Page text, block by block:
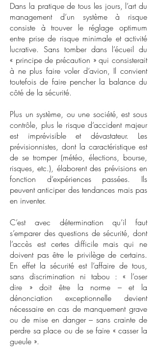
Dans la pratique de tous les jours, l’art du
management d’un système à risque
consiste à trouver le réglage optimum
entre prise de risque minimale et activité
lucrative. Sans tomber dans l’écueil du
« principe de précaution » qui consisterait
à ne plus faire voler d’avion, Il convient
toutefois de faire pencher la balance du
côté de la sécurité.
Plus un système, ou une société, est sous
contrôle, plus le risque d’accident majeur
est imprévisible et dévastateur. Les
prévisionnistes, dont la caractéristique est
de se tromper (météo, élections, bourse,
risques, etc.), élaborent des prévisions en
fonction d’expériences passées. Ils
peuvent anticiper des tendances mais pas
en inventer.
C’est avec détermination qu’il faut
s’emparer des questions de sécurité, dont
l’accès est certes difficile mais qui ne
doivent pas être le privilège de certains.
En effet la sécurité est l’affaire de tous,
sans discrimination ni tabou : « l’oser
dire » doit être la norme – et la
dénonciation exceptionnelle devient
nécessaire en cas de manquement grave
ou de mise en danger – sans crainte de
perdre sa place ou de se faire « casser la
gueule ».